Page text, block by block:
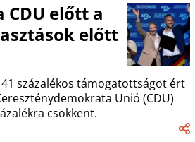
CDU előtt a
előtt
százalékos támogatottságot ért
Unió (CDU)
csökkent.